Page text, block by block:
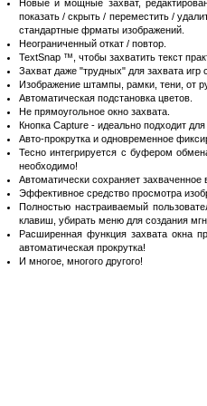
Новые и мощные захват,
показать / скрыть / переместить /
стандартные фрматы изображений.
Неограниченный откат / повтор.
TextSnap ™, чтобы захватить текст
Захват даже "трудных" для захвата
Изображение штампы, рамки, тени, от
Автоматическая подстановка цветов.
Не прямоугольное окно захвата.
Кнопка Capture - идеально подходит
Авто-прокрутка и одновременное
Тесно интегрируется с буфером
необходимо!
Автоматически сохраняет
Эффективное средство просмотра
Полностью настраиваемый
клавиш, убирать меню для создания
Расширенная функция захвата окна
автоматическая прокрутка!
И многое, многого другого!